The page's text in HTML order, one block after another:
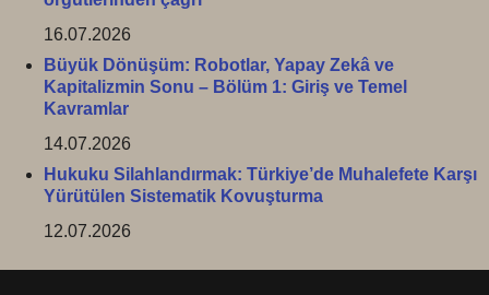
16.07.2026
Büyük Dönüşüm: Robotlar, Yapay Zekâ ve
Kapitalizmin Sonu – Bölüm 1: Giriş ve Temel
Kavramlar
14.07.2026
Hukuku Silahlandırmak: Türkiye’de Muhalefete Karşı
Yürütülen Sistematik Kovuşturma
12.07.2026